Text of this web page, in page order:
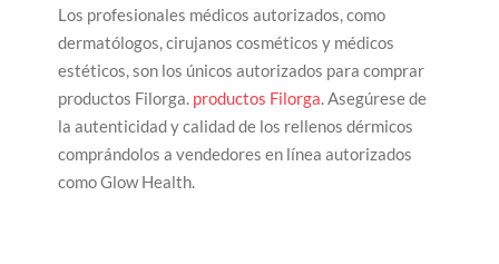
Los profesionales médicos autorizados, como
dermatólogos, cirujanos cosméticos y médicos
estéticos, son los únicos autorizados para comprar
productos Filorga. productos Filorga. Asegúrese de
la autenticidad y calidad de los rellenos dérmicos
comprándolos a vendedores en línea autorizados
como Glow Health.